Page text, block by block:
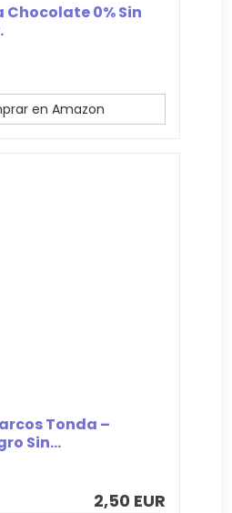
0% Sin
en Amazon
Tonda –
Sin...
2,50 EUR